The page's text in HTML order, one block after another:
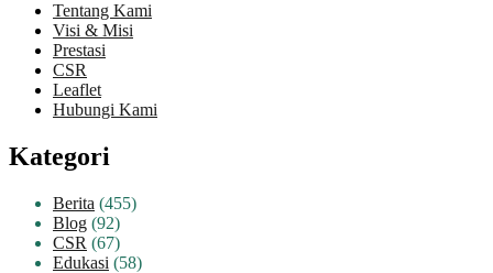
Tentang Kami
Visi & Misi
Prestasi
CSR
Leaflet
Hubungi Kami
Kategori
Berita (455)
Blog (92)
CSR (67)
Edukasi (58)